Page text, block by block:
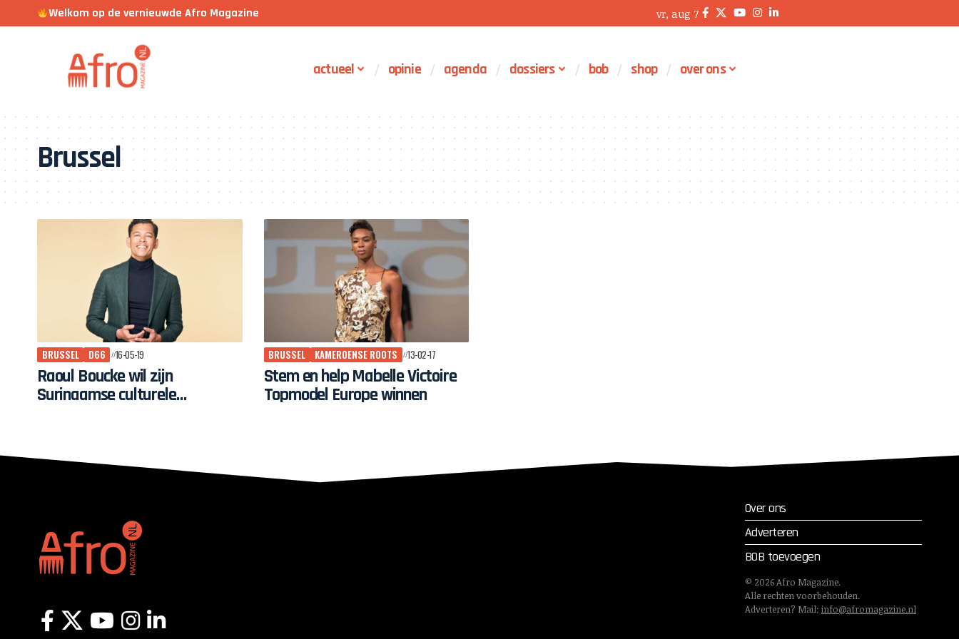
Welkom op de vernieuwde Afro Magazine vr, aug 7
actueel opinie agenda dossiers bob shop over ons
Brussel
BRUSSEL D66 16-05-19
Raoul Boucke wil zijn
Surinaamse culturele
BRUSSEL KAMEROENSE ROOTS 13-02-17
Stem en help Mabelle Victoire
Topmodel Europe winnen
Over ons
Adverteren
BOB toevoegen
© 2026Afro Magazine.
Alle rechten voorbehouden.
Adverteren? Mail: info@afromagazine.nl